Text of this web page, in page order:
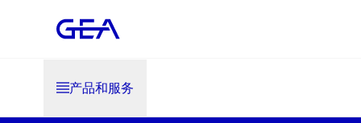
产品和服务